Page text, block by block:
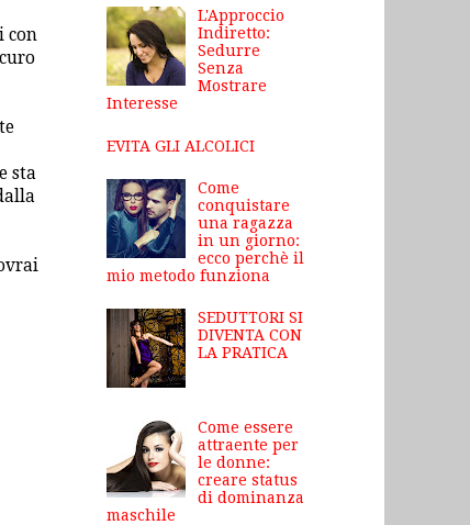
con
sta
L'Approccio
Indiretto:
Sedurre
Senza
Mostrare
Interesse
EVITA GLI ALCOLICI
Come
conquistare
una ragazza
in un giorno:
ecco perchè il
mio metodo funziona
SEDUTTORI SI
DIVENTA CON
LA PRATICA
Come essere
attraente per
le donne:
creare status
di dominanza
maschile